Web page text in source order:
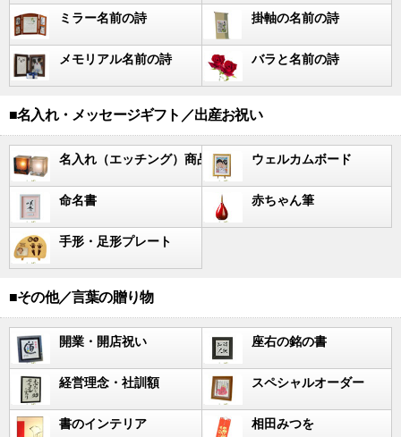
ミラー名前の詩 掛軸の名前の詩
メモリアル名前の詩 バラと名前の詩
■名入れ・メッセージギフト／出産お祝い
名入れ（エッチング）商品 ウェルカムボード
命名書 赤ちゃん筆
手形・足形プレート
■その他／言葉の贈り物
開業・開店祝い 座右の銘の書
経営理念・社訓額 スペシャルオーダー
書のインテリア 相田みつを